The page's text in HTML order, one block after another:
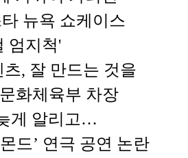
뉴욕 쇼케이스
엄지척'
, 잘 만드는 것을
화체육부 차장
게 알리고…
드’ 연극 공연 논란